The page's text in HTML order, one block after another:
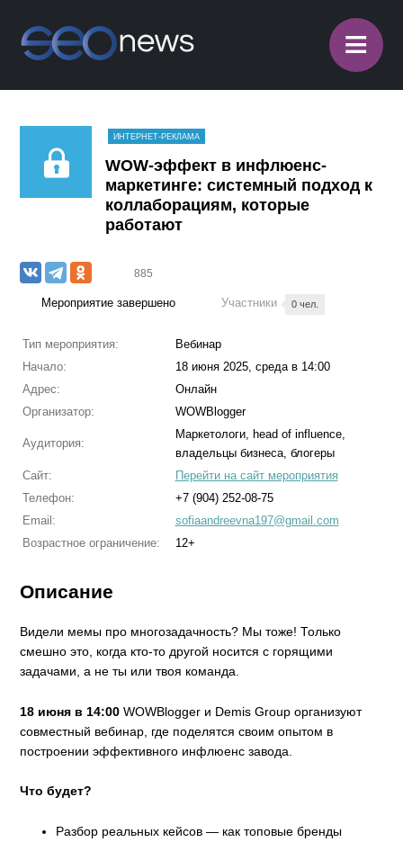
≡
ИНТЕРНЕТ-РЕКЛАМА
WOW-эффект в инфлюенс-
маркетинге: системный подход к
коллаборациям, которые
работают
885
Мероприятие завершено Участники 0 чел.
Тип мероприятия:
Вебинар
Начало:
18 июня 2025, среда в 14:00
Адрес:
Онлайн
Организатор:
WOWBlogger
Аудитория:
Маркетологи, head of influence,
владельцы бизнеса, блогеры
Сайт:
Перейти на сайт мероприятия
Телефон:
+7 (904) 252-08-75
Email:
sofiaandreevna197@gmail.com
Возрастное ограничение:
12+
Описание
Видели мемы про многозадачность? Мы тоже! Только
смешно это, когда кто-то другой носится с горящими
задачами, а не ты или твоя команда.
18 июня в 14:00 WOWBlogger и Demis Group организуют
совместный вебинар, где поделятся своим опытом в
построении эффективного инфлюенс завода.
Что будет?
Разбор реальных кейсов — как топовые бренды